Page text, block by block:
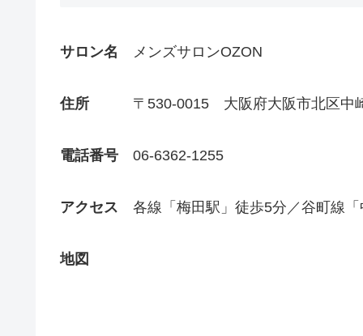
サロン名 メンズサロンOZON
住所 〒530-0015 大阪府大阪市北区中
電話番号 06-6362-1255
アクセス 各線「梅田駅」徒歩5分／谷町線
地図